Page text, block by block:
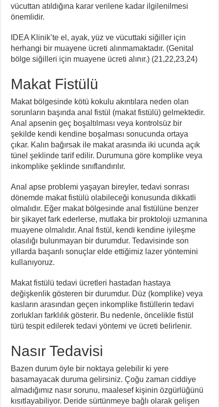
vücuttan atıldığına karar verilene kadar ilgilenilmesi
önemlidir.
IDEA Klinik’te el, ayak, yüz ve vücuttaki siğiller için
herhangi bir muayene ücreti alınmamaktadır. (Genital
bölge siğilleri için muayene ücreti alınır.) (21,22,23,24)
Makat Fistülü
Makat bölgesinde kötü kokulu akıntılara neden olan
sorunların başında anal fistül (makat fistülü) gelmektedir.
Anal apsenin geç boşaltılması veya kontrolsüz bir
şekilde kendi kendine boşalması sonucunda ortaya
çıkar. Kalın bağırsak ile makat arasında iki ucunda açık
tünel şeklinde tarif edilir. Durumuna göre komplike veya
inkomplike şeklinde sınıflandırılır.
Anal apse problemi yaşayan bireyler, tedavi sonrası
dönemde makat fistülü olabileceği konusunda dikkatli
olmalıdır. Eğer makat bölgesinde anal fistülüne benzer
bir şikayet fark ederlerse, mutlaka bir proktoloji uzmanına
muayene olmalıdır. Anal fistül, kendi kendine iyileşme
olasılığı bulunmayan bir durumdur. Tedavisinde son
yıllarda başarılı sonuçlar elde ettiğimiz lazer yöntemini
kullanıyoruz.
Makat fistülü tedavi ücretleri hastadan hastaya
değişkenlik gösteren bir durumdur. Düz (komplike) veya
kasların arasından geçen inkomplike fistüllerin tedavi
zorlukları farklılık gösterir. Bu nedenle, öncelikle fistül
türü tespit edilerek tedavi yöntemi ve ücreti belirlenir.
Nasır Tedavisi
Bazen durum öyle bir noktaya gelebilir ki yere
basamayacak duruma gelirsiniz. Çoğu zaman ciddiye
almadığımız nasır sorunu, maalesef kişinin özgürlüğünü
kısıtlayabiliyor. Deride sürtünmeye bağlı olarak gelişen